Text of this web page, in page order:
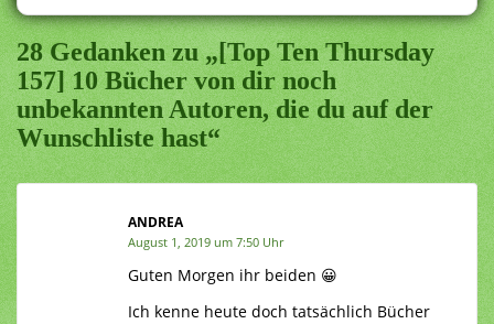
28 Gedanken zu „[Top Ten Thursday
157] 10 Bücher von dir noch
unbekannten Autoren, die du auf der
Wunschliste hast“
ANDREA
August 1, 2019 um 7:50 Uhr
Guten Morgen ihr beiden 😀
Ich kenne heute doch tatsächlich Bücher